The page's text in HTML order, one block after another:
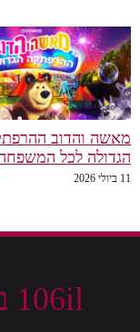
מאשה והדוב
הגדולה לכל
11 ביולי 2026
106il ברשתות חברתיות